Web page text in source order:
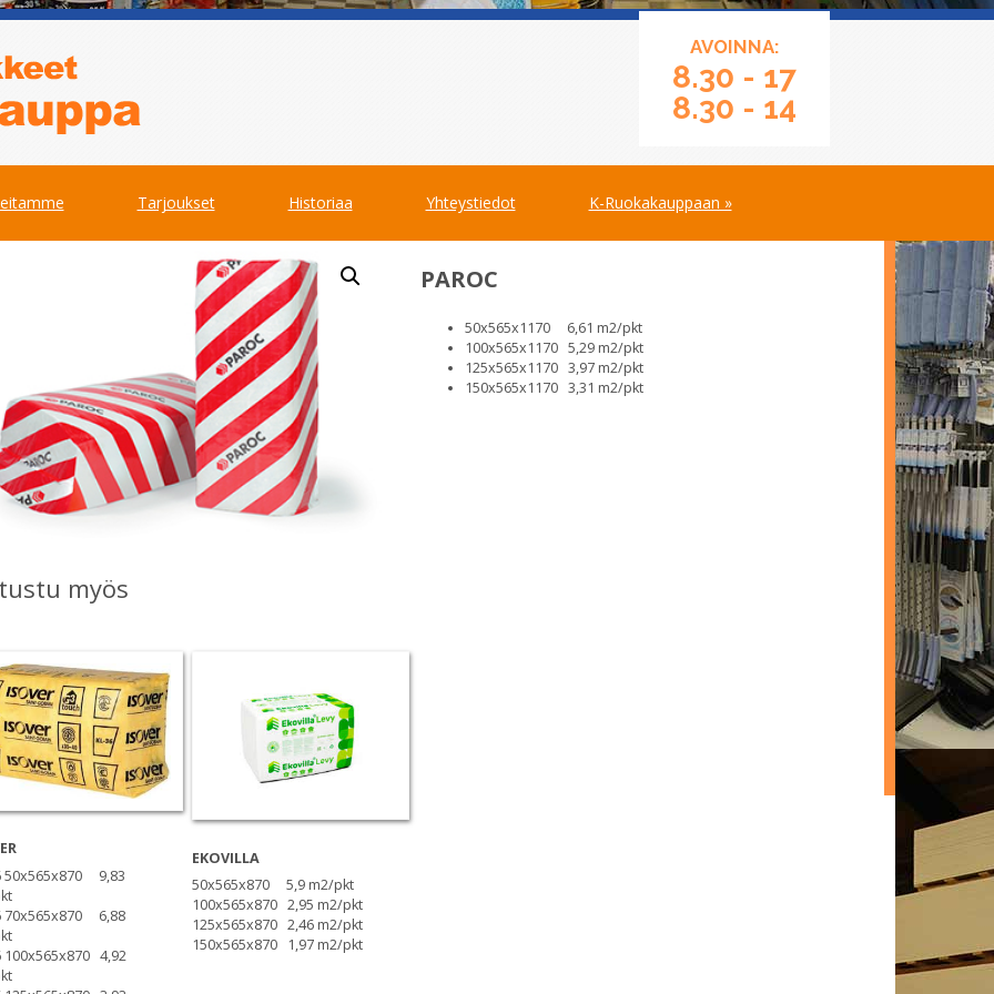
AVOINNA:
8.30 - 17
8.30 - 14
Tarjoukset Historiaa Yhteystiedot K-Ruokakauppaan »
PAROC
50x565x1170 6,61 m2/pkt
100x565x1170 5,29 m2/pkt
125x565x1170 3,97 m2/pkt
150x565x1170 3,31 m2/pkt
myös
50x565x870 9,83
70x565x870 6,88
100x565x870 4,92
EKOVILLA
50x565x870 5,9 m2/pkt
100x565x870 2,95 m2/pkt
125x565x870 2,46 m2/pkt
150x565x870 1,97 m2/pkt